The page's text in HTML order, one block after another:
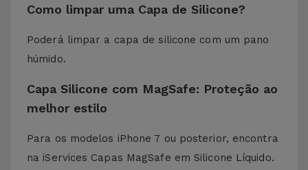
Como limpar uma Capa de Silicone?
Poderá limpar a capa de silicone com um pano
húmido.
Capa Silicone com MagSafe: Proteção ao
melhor estilo
Para os modelos iPhone 7 ou posterior, encontra
na iServices Capas MagSafe em Silicone Líquido.